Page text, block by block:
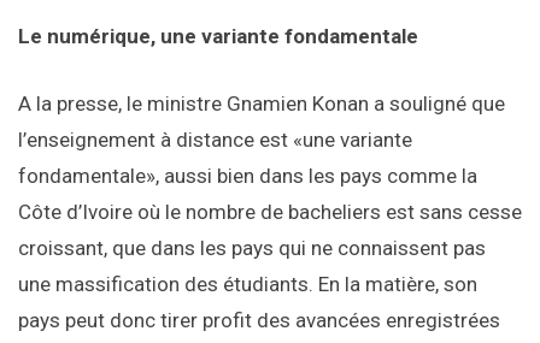
Le numérique, une variante fondamentale
A la presse, le ministre Gnamien Konan a souligné que
l’enseignement à distance est «une variante
fondamentale», aussi bien dans les pays comme la
Côte d’Ivoire où le nombre de bacheliers est sans cesse
croissant, que dans les pays qui ne connaissent pas
une massification des étudiants. En la matière, son
pays peut donc tirer profit des avancées enregistrées